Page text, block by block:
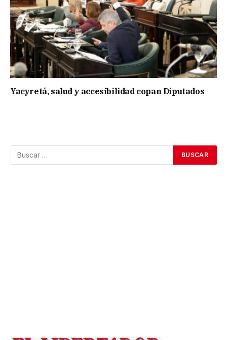
Yacyretá, salud y accesibilidad copan Diputados